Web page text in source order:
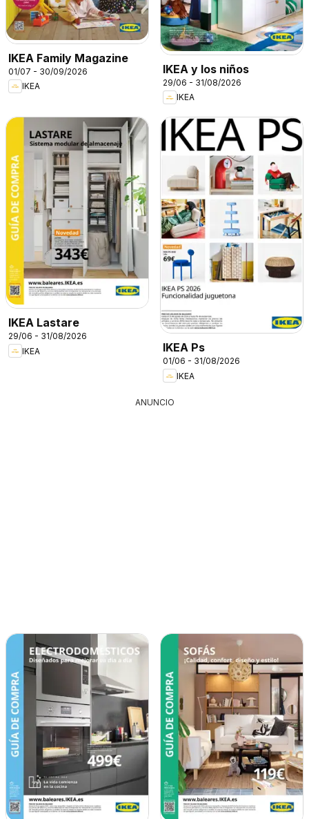
IKEA Family Magazine
01/07 - 30/09/2026
IKEA
IKEA y los niños
29/06 - 31/08/2026
IKEA
IKEA Lastare
29/06 - 31/08/2026
IKEA
IKEA Ps
01/06 - 31/08/2026
IKEA
ANUNCIO